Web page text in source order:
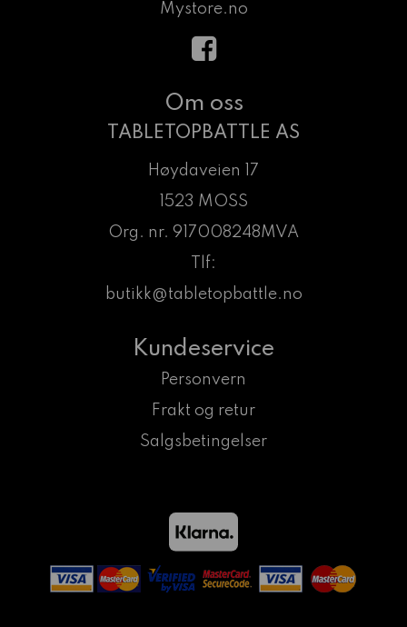
Mystore.no
Om oss
TABLETOPBATTLE AS
Høydaveien 17
1523 MOSS
Org. nr. 917008248MVA
Tlf:
butikk@tabletopbattle.no
Kundeservice
Personvern
Frakt og retur
Salgsbetingelser